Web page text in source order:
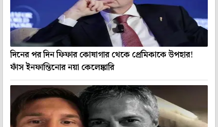
দিনের পর দিন ফিফার কোষাগার থেকে প্রেমিকাকে উপহার!
ফাঁস ইনফান্তিনোর নয়া কেলেঙ্কারি